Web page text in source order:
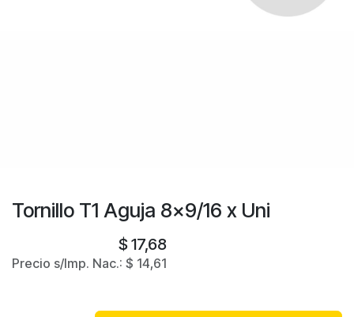
Tornillo T1 Aguja 8x9/16 x Uni
$ 17,68
Precio s/Imp. Nac.: $ 14,61